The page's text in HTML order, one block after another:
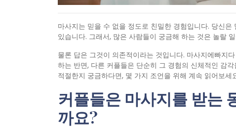
마사지는 믿을 수 없을 정도로 친밀한 경험입니다. 당신
있습니다. 그래서, 많은 사람들이 궁금해 하는 것은 놀랄
물론 답은 그것이 의존적이라는 것입니다. 마사지에빠지
하는 반면, 다른 커플들은 단순히 그 경험의 신체적인 감
적절한지 궁금하다면, 몇 가지 조언을 위해 계속 읽어보세
커플들은 마사지를 받는
까요?